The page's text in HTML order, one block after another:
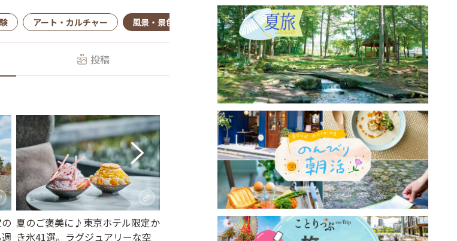
アート・カルチャー 風景・景色 名所・旧跡 温泉・スパ その他施設 ごはん
投稿
夏のご褒美に♪東京ホテル限定か
き氷41選。ラグジュアリーな空
福岡に新オープン「BEB5門司
港」。関門海峡の絶景とレトロな